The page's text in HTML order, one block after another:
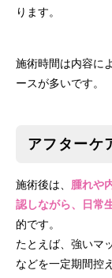
ります。
施術時間は内容に
ースが多いです。
アフターケ
施術後は、 腫れや
認しながら、日常
的です。
たとえば、強いマ
などを一定期間控